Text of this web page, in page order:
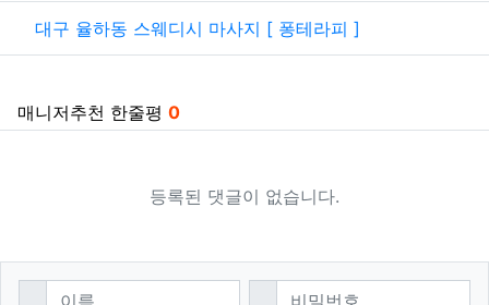
대구 율하동 스웨디시 마사지 [ 퐁테라피 ]
매니저추천 한줄평 0
등록된 댓글이 없습니다.
댓글쓰기
필수 비밀번호필수